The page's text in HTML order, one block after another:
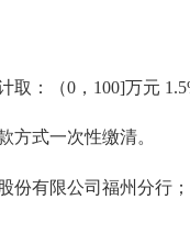
：（0，100]万元
式一次性缴清。
限公司福州分行；